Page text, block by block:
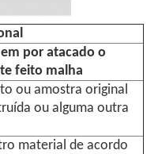
por atacado o
feito malha
ou amostra original
ou alguma outra
material de acordo